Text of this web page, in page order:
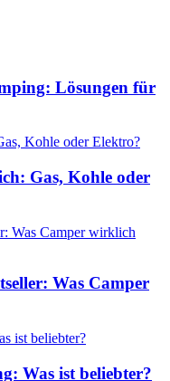
Lösungen für
Gas, Kohle oder
Was Camper
Was ist beliebter?